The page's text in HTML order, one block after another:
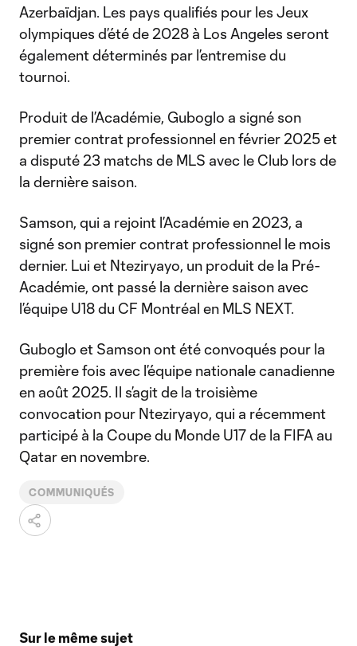
Azerbaïdjan. Les pays qualifiés pour les Jeux
olympiques d’été de 2028 à Los Angeles seront
également déterminés par l’entremise du
tournoi.
Produit de l’Académie, Guboglo a signé son
premier contrat professionnel en février 2025 et
a disputé 23 matchs de MLS avec le Club lors de
la dernière saison.
Samson, qui a rejoint l’Académie en 2023, a
signé son premier contrat professionnel le mois
dernier. Lui et Nteziryayo, un produit de la Pré-
Académie, ont passé la dernière saison avec
l’équipe U18 du CF Montréal en MLS NEXT.
Guboglo et Samson ont été convoqués pour la
première fois avec l’équipe nationale canadienne
en août 2025. Il s’agit de la troisième
convocation pour Nteziryayo, qui a récemment
participé à la Coupe du Monde U17 de la FIFA au
Qatar en novembre.
COMMUNIQUÉS
Sur le même sujet